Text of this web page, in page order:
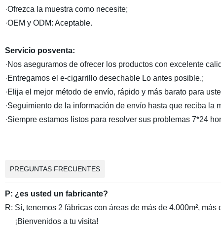
·Ofrezca la muestra como necesite;
·OEM y ODM: Aceptable.
Servicio posventa:
·Nos aseguramos de ofrecer los productos con excelente
·Entregamos el e-cigarrillo desechable Lo antes posible.;
·Elija el mejor método de envío, rápido y más barato para
·Seguimiento de la información de envío hasta que reciba la
·Siempre estamos listos para resolver sus problemas 7*24
PREGUNTAS FRECUENTES
P: ¿es usted un fabricante?
R: Sí, tenemos 2 fábricas con áreas de más de 4.000m²,
¡Bienvenidos a tu visita!